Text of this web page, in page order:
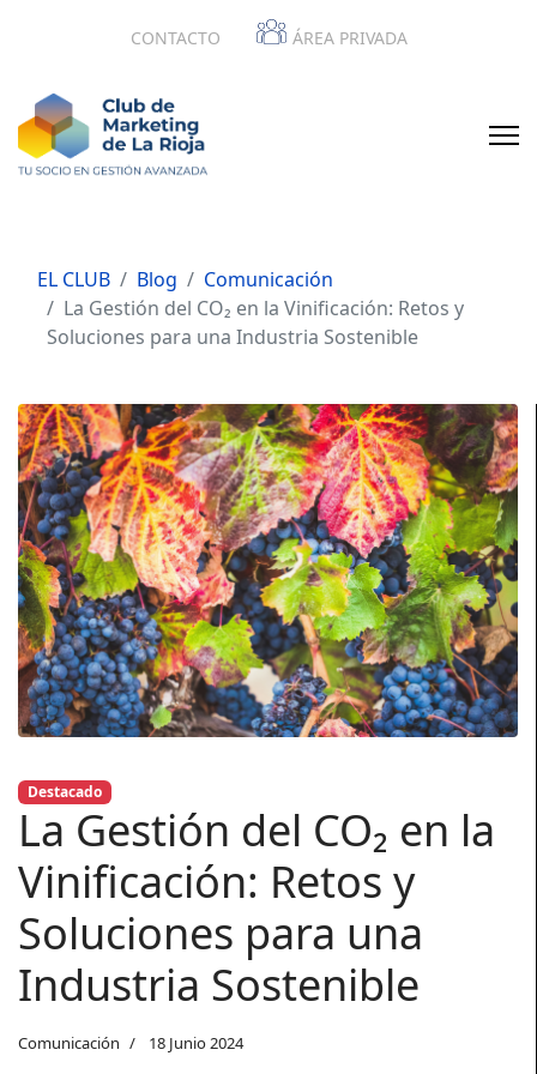
CONTACTO ÁREA PRIVADA
EL CLUB Blog
Comunicación
La Gestión del CO₂ en la Vinificación: Retos y
Soluciones para una Industria Sostenible
Destacado
La Gestión del CO₂ en la
Vinificación: Retos y
Soluciones para una
Industria Sostenible
Comunicación 18 Junio 2024